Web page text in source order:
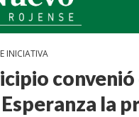
INICIATIVA
convenió
la